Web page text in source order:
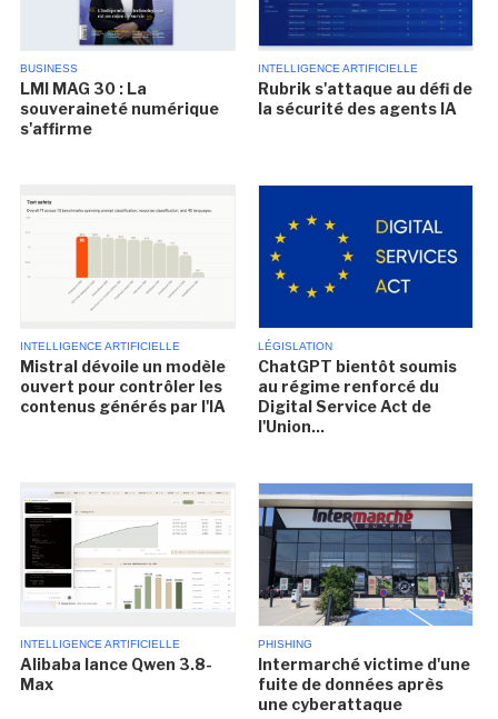
BUSINESS
LMI MAG 30 : La
souveraineté numérique
s'affirme
INTELLIGENCE ARTIFICIELLE
Rubrik s'attaque au défi de
la sécurité des agents IA
INTELLIGENCE ARTIFICIELLE
Mistral dévoile un modèle
ouvert pour contrôler les
contenus générés par l'IA
LÉGISLATION
ChatGPT bientôt soumis
au régime renforcé du
Digital Service Act de
l'Union...
INTELLIGENCE ARTIFICIELLE
Alibaba lance Qwen 3.8-
Max
PHISHING
Intermarché victime d'une
fuite de données après
une cyberattaque